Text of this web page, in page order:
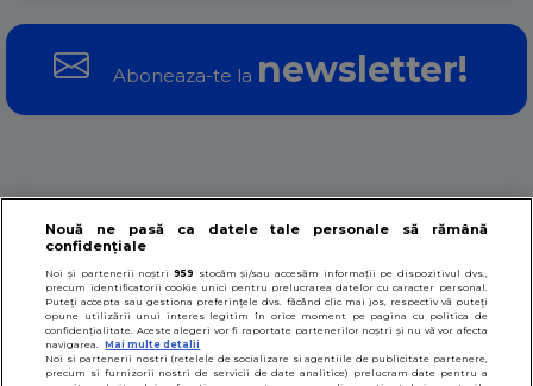
Aboneaza-te la newsletter!
Stiri Video Probleme sex Sfaturi sex
Sanatate sexuala Educatie sexuala
Termeni si conditii De ce acest site
Nouă ne pasă ca datele tale personale să rămână
confidențiale
Noi și partenerii noștri959 stocăm și/sau accesăm informații pe dispozitivul dvs.,
precum identificatorii cookie unici pentru prelucrarea datelor cu caracter personal.
Puteți accepta sau gestiona preferințele dvs. făcând clic mai jos, respectiv vă puteți
opune utilizării unui interes legitim în orice moment pe pagina cu politica de
confidențialitate. Aceste alegeri vor fi raportate partenerilor noștri și nu vă vor afecta
navigarea. Mai multe detalii
Noi si partenerii nostri (retelele de socializare si agentiile de publicitate partenere,
precum si furnizorii nostri de servicii de date analitice) prelucram date pentru a